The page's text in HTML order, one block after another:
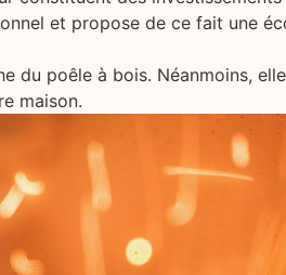
et propose de ce fait une
du poêle à bois. Néanmoins,
maison.